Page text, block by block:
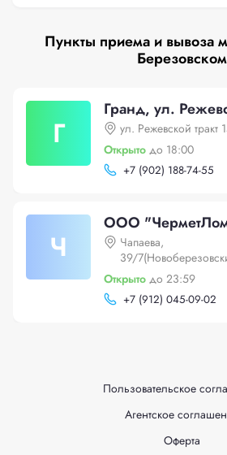
Пункты приема и вывоза
Березовском
Г
Гранд, ул.
ул. Режевской тракт
Открыто до 18:00
+7 (902) 188-74-55
Ч
ООО
Чапаева,
39/
Открыто до 23:59
+7 (912) 045-09-02
Пользовательское
Агентское
Оферта